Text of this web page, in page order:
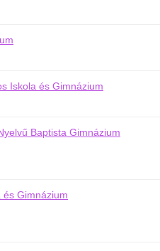
Iskola és Gimnázium
Baptista Gimnázium
és Gimnázium